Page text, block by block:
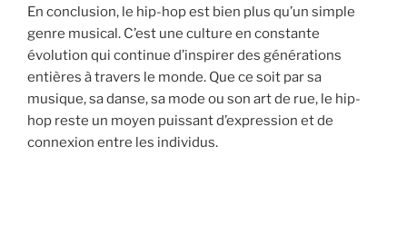
En conclusion, le hip-hop est bien plus qu’un simple
genre musical. C’est une culture en constante
évolution qui continue d’inspirer des générations
entières à travers le monde. Que ce soit par sa
musique, sa danse, sa mode ou son art de rue, le hip-
hop reste un moyen puissant d’expression et de
connexion entre les individus.